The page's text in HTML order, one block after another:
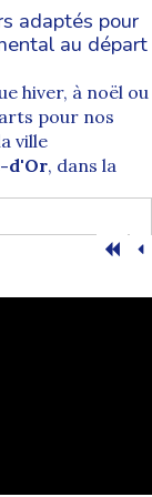
adaptés pour
au départ
hiver, à noël ou
pour nos
ville
d'Or, dans la
par
exercice.
prix des billets
de nos
organisés
Beaune ?
ses